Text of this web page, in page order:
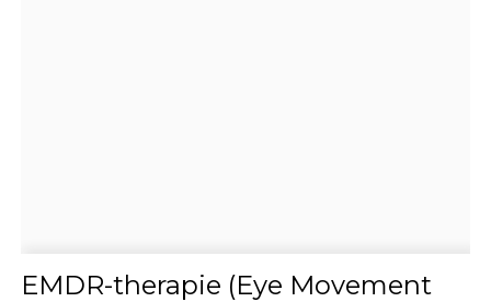
EMDR-therapie (Eye Movement